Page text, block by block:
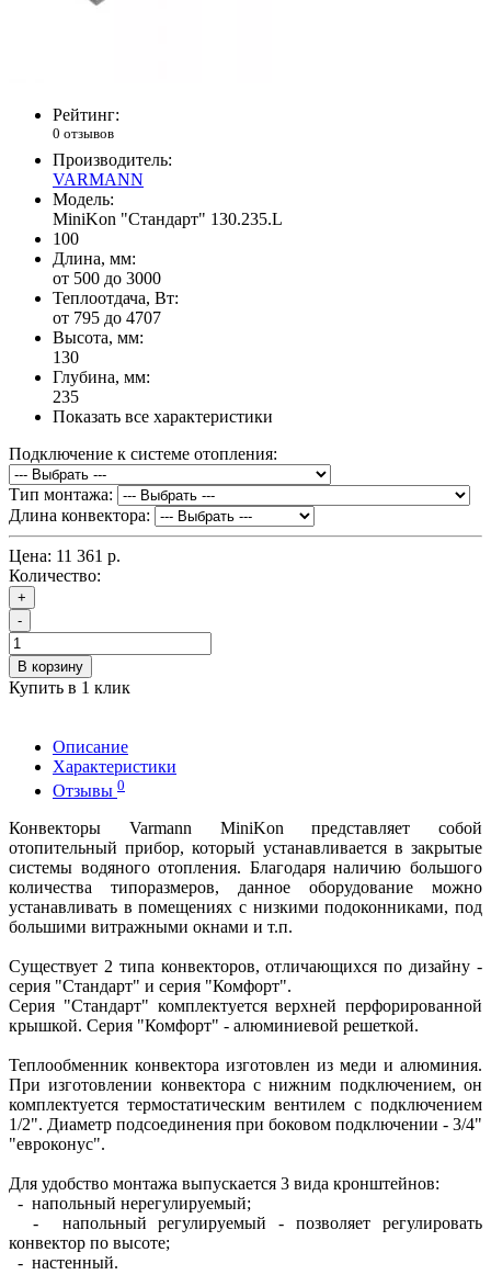
Рейтинг:
0 отзывов
Производитель:
VARMANN
Модель:
MiniKon "Стандарт" 130.235.L
100
Длина, мм:
от 500 до 3000
Теплоотдача, Вт:
от 795 до 4707
Высота, мм:
130
Глубина, мм:
235
Показать все характеристики
Подключение к системе отопления:
Тип монтажа:
Длина конвектора:
Цена: 11 361 р.
Количество:
+
-
В корзину
Купить в 1 клик
Описание
Характеристики
Отзывы 0
Конвекторы Varmann MiniKon представляет собой
отопительный прибор, который устанавливается в закрытые
системы водяного отопления. Благодаря наличию большого
количества типоразмеров, данное оборудование можно
устанавливать в помещениях с низкими подоконниками, под
большими витражными окнами и т.п.
Существует 2 типа конвекторов, отличающихся по дизайну -
серия "Стандарт" и серия "Комфорт".
Серия "Стандарт" комплектуется верхней перфорированной
крышкой. Серия "Комфорт" - алюминиевой решеткой.
Теплообменник конвектора изготовлен из меди и алюминия.
При изготовлении конвектора с нижним подключением, он
комплектуется термостатическим вентилем с подключением
1/2". Диаметр подсоединения при боковом подключении - 3/4"
"евроконус".
Для удобство монтажа выпускается 3 вида кронштейнов:
- напольный нерегулируемый;
- напольный регулируемый - позволяет регулировать
конвектор по высоте;
- настенный.